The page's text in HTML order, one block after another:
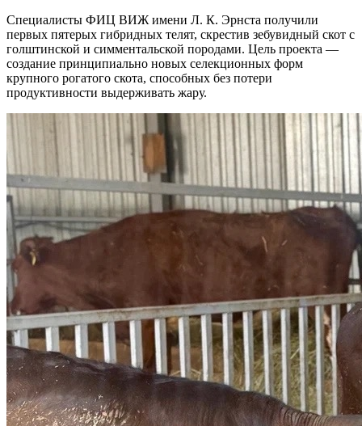
Специалисты ФИЦ ВИЖ имени Л. К. Эрнста получили
первых пятерых гибридных телят, скрестив зебувидный скот с
голштинской и симментальской породами. Цель проекта —
создание принципиально новых селекционных форм
крупного рогатого скота, способных без потери
продуктивности выдерживать жару.